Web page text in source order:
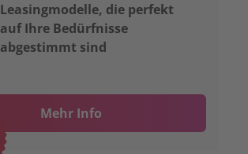
Leasingmodelle, die perfekt
auf Ihre Bedürfnisse
abgestimmt sind
Mehr Info